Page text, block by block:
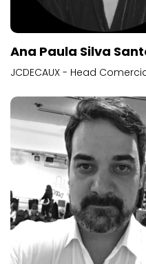
Ana Paula Silva
JCDECAUX - Head